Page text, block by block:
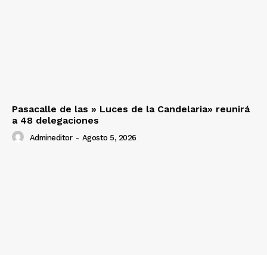
Pasacalle de las » Luces de la Candelaria» reunirá
a 48 delegaciones
Admineditor - Agosto 5, 2026